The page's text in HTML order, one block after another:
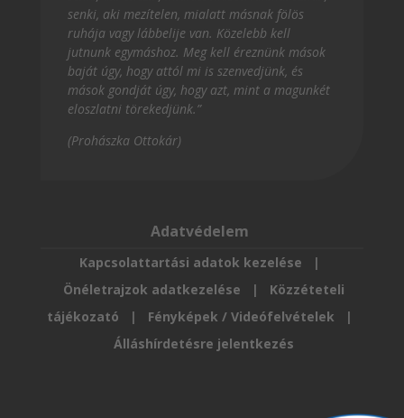
senki, aki mezítelen, mialatt másnak fölös
ruhája vagy lábbelije van. Közelebb kell
jutnunk egymáshoz. Meg kell éreznünk mások
baját úgy, hogy attól mi is szenvedjünk, és
mások gondját úgy, hogy azt, mint a magunkét
eloszlatni törekedjünk.”
(Prohászka Ottokár)
Adatvédelem
Kapcsolattartási adatok kezelése |
Önéletrajzok adatkezelése
| Közzéteteli
tájékozató | Fényképek / Videófelvételek |
Álláshírdetésre jelentkezés